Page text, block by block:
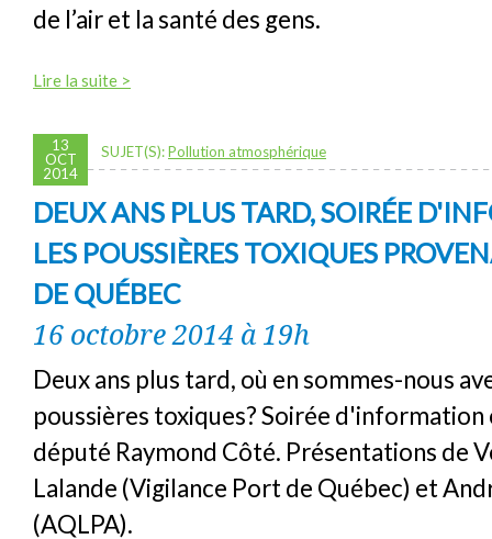
de l’air et la santé des gens.
Lire la suite >
13
OCT
2014
SUJET(S):Pollution atmosphérique
DEUX ANS PLUS TARD, SOIRÉE
LES POUSSIÈRES TOXIQUES
DE QUÉBEC
16 octobre 2014 à 19h
Deux ans plus tard, où en sommes-nous
poussières toxiques? Soirée d'information
député Raymond Côté. Présentations de
Lalande (Vigilance Port de Québec) et
(AQLPA).